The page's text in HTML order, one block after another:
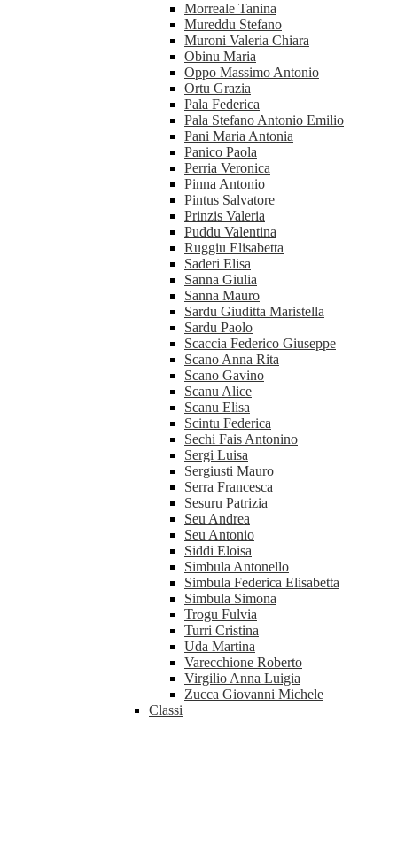
Morreale Tanina
Mureddu Stefano
Muroni Valeria Chiara
Obinu Maria
Oppo Massimo Antonio
Ortu Grazia
Pala Federica
Pala Stefano Antonio Emilio
Pani Maria Antonia
Panico Paola
Perria Veronica
Pinna Antonio
Pintus Salvatore
Prinzis Valeria
Puddu Valentina
Ruggiu Elisabetta
Saderi Elisa
Sanna Giulia
Sanna Mauro
Sardu Giuditta Maristella
Sardu Paolo
Scaccia Federico Giuseppe
Scano Anna Rita
Scano Gavino
Scanu Alice
Scanu Elisa
Scintu Federica
Sechi Fais Antonino
Sergi Luisa
Sergiusti Mauro
Serra Francesca
Sesuru Patrizia
Seu Andrea
Seu Antonio
Siddi Eloisa
Simbula Antonello
Simbula Federica Elisabetta
Simbula Simona
Trogu Fulvia
Turri Cristina
Uda Martina
Varecchione Roberto
Virgilio Anna Luigia
Zucca Giovanni Michele
Classi